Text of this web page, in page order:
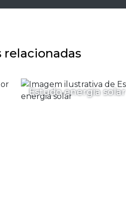
relacionadas
Estudo energia solar